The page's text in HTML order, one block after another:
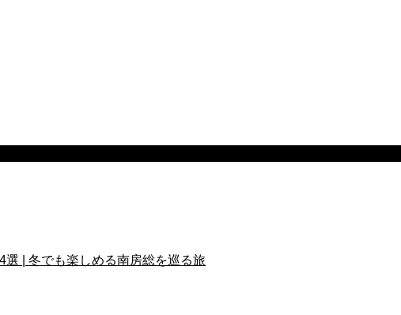
選 | 冬でも楽しめる南房総を巡る旅